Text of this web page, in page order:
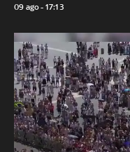
09 ago - 17:13